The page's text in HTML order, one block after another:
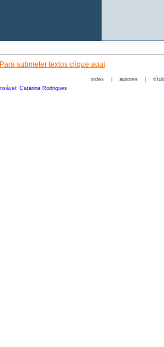
Para submeter textos clique aqui
index| autores|